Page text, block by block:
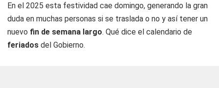
En el 2025 esta festividad cae domingo, generando la gran
duda en muchas personas si se traslada o no y así tener un
nuevo fin de semana largo. Qué dice el calendario de
feriados del Gobierno.